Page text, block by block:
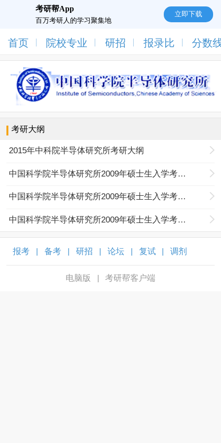
考研帮App
百万考研人的学习聚集地
立即下载
首页 院校专业 研招 报录比 分数
考研大纲
2015年中科院半导体研究所考研大纲
中国科学院半导体研究所2009年硕士生入学考试《信号与系统》考试大纲
中国科学院半导体研究所2009年硕士生入学考试《电子线路》考试大纲
中国科学院半导体研究所2009年硕士生入学考试《半导体物理》考试大纲
报考 备考 研招 论坛 复试 调剂
电脑版 考研帮客户端